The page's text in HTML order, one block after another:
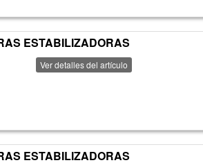
ESTABILIZADORAS
Ver detalles del artículo
ESTABILIZADORAS